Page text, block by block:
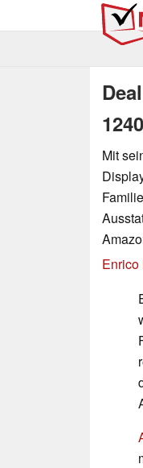
Mit
Enrico